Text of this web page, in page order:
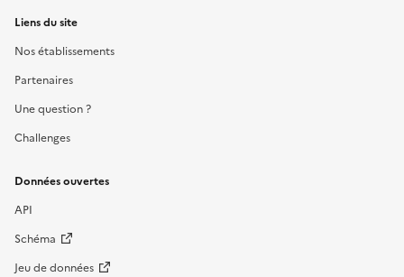
Liens du site
Nos établissements
Partenaires
Une question ?
Challenges
Données ouvertes
API
Schéma
Jeu de données